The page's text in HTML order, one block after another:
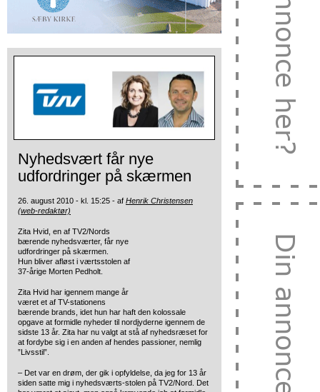
Nyhedsvært får nye
udfordringer på skærmen
26. august 2010 - kl. 15:25 - af Henrik Christensen
(web-redaktør)
Zita Hvid, en af TV2/Nords
bærende nyhedsværter, får nye
udfordringer på skærmen.
Hun bliver afløst i værtsstolen af
37-årige Morten Pedholt.
Zita Hvid har igennem mange år
været et af TV-stationens
bærende brands, idet hun har haft den kolossale
opgave at formidle nyheder til nordjyderne igennem de
sidste 13 år. Zita har nu valgt at stå af nyhedsræset for
at fordybe sig i en anden af hendes passioner, nemlig
”Livsstil”.
– Det var en drøm, der gik i opfyldelse, da jeg for 13 år
siden satte mig i nyhedsværts-stolen på TV2/Nord. Det